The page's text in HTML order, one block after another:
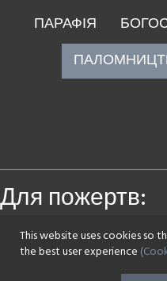
ПАРАФІЯ
Для пожертв:
Приватбанк
Монобанк4441
This website uses cookies so
the best user experience